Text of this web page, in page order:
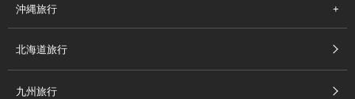
沖縄旅行
北海道旅行
九州旅行